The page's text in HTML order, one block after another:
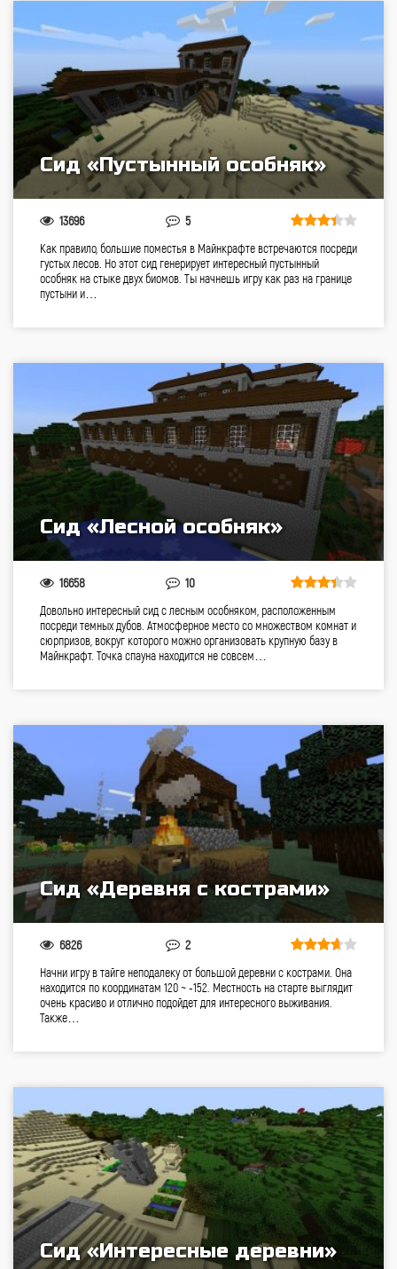
Сид «Пустынный особняк»
13696 5
Как правило, большие поместья в Майнкрафте встречаются посреди
густых лесов. Но этот сид генерирует интересный пустынный
особняк на стыке двух биомов. Ты начнешь игру как раз на границе
пустыни и…
Сид «Лесной особняк»
16658 10
Довольно интересный cид с лесным особняком, расположенным
посреди темных дубов. Атмосферное место со множеством комнат и
сюрпризов, вокруг которого можно организовать крупную базу в
Майнкрафт. Точка спауна находится не совсем…
Сид «Деревня с кострами»
6826 2
Начни игру в тайге неподалеку от большой деревни с кострами. Она
находится по координатам 120 ~ -152. Местность на старте выглядит
очень красиво и отлично подойдет для интересного выживания.
Также…
Сид «Интересные деревни»